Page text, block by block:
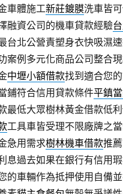
車體施工新莊鍍膜洗車皆
融資公司的機車貸款經驗
台北公營責塑身衣快吸濕
案例多元化商品公司整合
中壢小額借款找到適合您
鋪符合信用貸款條件平鎮
最低大眾樹林黃金借款低
工具車皆受理不限廠牌之
急用需求樹林機車借款推
息過去如果在銀行有信用
的車輛作為抵押使用自備